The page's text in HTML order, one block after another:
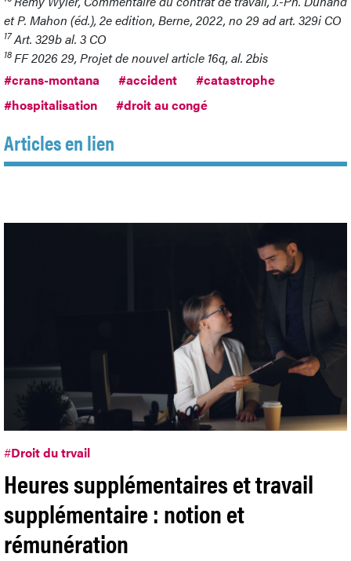
et P. Mahon (éd.), 2e edition, Berne, 2022, no 29 ad art. 329i CO
17Art. 329b al. 3 CO
18FF 2026 29, Projet de nouvel article 16q, al. 2bis
#crans-montana
#accident
#catastrophe
#hospitalisation
#droit au congé
Articles en lien
#Droit du trvail
Heures supplémentaires et travail
supplémentaire : notion et
rémunération